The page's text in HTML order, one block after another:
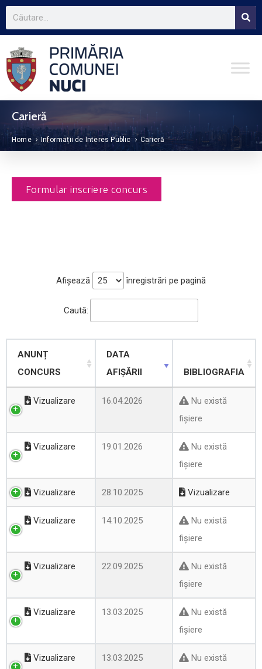
Carieră
Home Informații de Interes Public Carieră
Formular inscriere concurs
Afișează înregistrări pe pagină
Caută:
ANUNȚ
CONCURS
DATA
AFIȘĂRII
BIBLIOGRAFIA
Vizualizare 16.04.2026
Nu există
fișiere
Vizualizare 19.01.2026
Nu există
fișiere
Vizualizare 28.10.2025 Vizualizare
Vizualizare 14.10.2025
Nu există
fișiere
Vizualizare 22.09.2025
Nu există
fișiere
Vizualizare 13.03.2025
Nu există
fișiere
Vizualizare 13.03.2025
Nu există